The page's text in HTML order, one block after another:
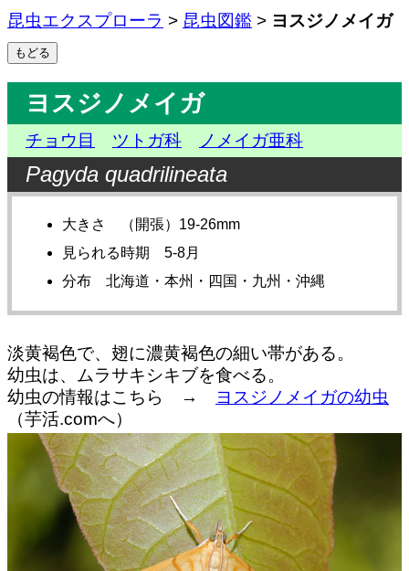
昆虫エクスプローラ > 昆虫図鑑 > ヨスジノメイガ
ヨスジノメイガ
チョウ目 ツトガ科 ノメイガ亜科
Pagyda quadrilineata
大きさ （開張）19-26mm
見られる時期 5-8月
分布 北海道・本州・四国・九州・沖縄
淡黄褐色で、翅に濃黄褐色の細い帯がある。
幼虫は、ムラサキシキブを食べる。
幼虫の情報はこちら →
ヨスジノメイガの幼虫
（芋活.comへ）